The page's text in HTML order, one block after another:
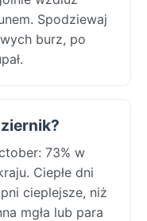
Spodziewaj
burz, po
73% w
Ciepłe dni
cieplejsze, niż
mgła lub para